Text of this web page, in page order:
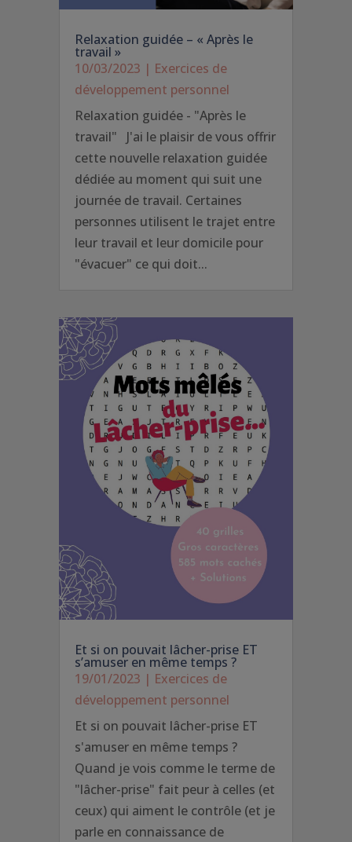
Relaxation guidée – « Après le
travail »
10/03/2023 | Exercices de
développement personnel
Relaxation guidée - "Après le
travail" J'ai le plaisir de vous offrir
cette nouvelle relaxation guidée
dédiée au moment qui suit une
journée de travail. Certaines
personnes utilisent le trajet entre
leur travail et leur domicile pour
"évacuer" ce qui doit...
Et si on pouvait lâcher-prise ET
s’amuser en même temps ?
19/01/2023 | Exercices de
développement personnel
Et si on pouvait lâcher-prise ET
s'amuser en même temps ?
Quand je vois comme le terme de
"lâcher-prise" fait peur à celles (et
ceux) qui aiment le contrôle (et je
parle en connaissance de